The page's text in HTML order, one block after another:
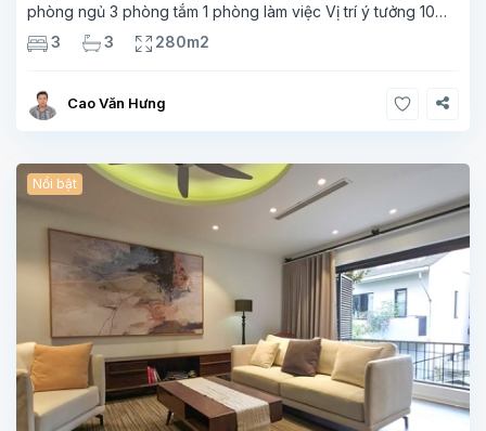
phòng ngủ 3 phòng tắm 1 phòng làm việc Vị trí ý tưởng 10
phút đi bộ tới trường việt pháp Ngôi nhà được thiết kế theo
kiểu phát cổ,trong khu dân
3 3 280m2
Cao Văn Hưng
Nổi bật